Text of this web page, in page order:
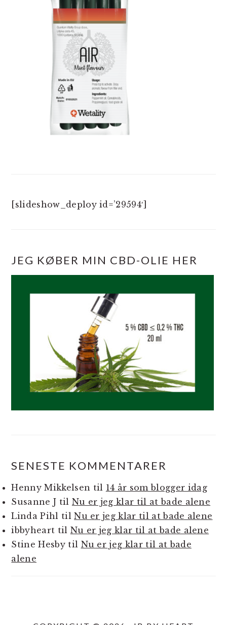
[slideshow_deploy id=’29594′]
JEG KØBER MIN CBD-OLIE HER
SENESTE KOMMENTARER
Henny Mikkelsen til 14 år som blogger idag
Susanne J til Nu er jeg klar til at bade alene
Linda Pihl tilNu er jeg klar til at bade alene
ibbyheart til Nu er jeg klar til at bade alene
Stine Hesbytil Nu er jeg klar til at bade
alene